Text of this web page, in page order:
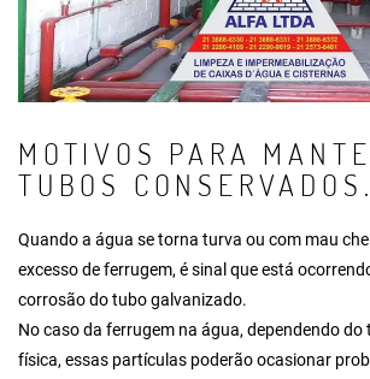
MOTIVOS PARA
TUBOS CONSERVADOS.
Quando a água se torna turva ou com mau
excesso de ferrugem, é sinal que está
corrosão do tubo galvanizado.
No caso da ferrugem na água, dependendo
física, essas partículas poderão ocasionar